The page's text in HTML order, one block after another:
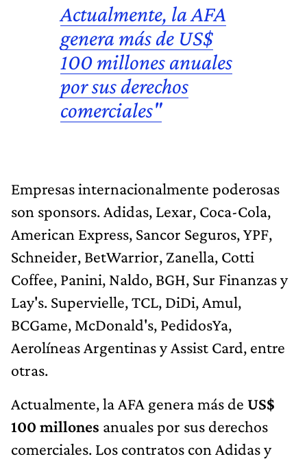
Actualmente, la AFA
genera más de US$
100 millonesanuales
por sus derechos
comerciales"
Empresas internacionalmente poderosas
son sponsors. Adidas, Lexar, Coca-Cola,
American Express, Sancor Seguros, YPF,
Schneider, BetWarrior, Zanella, Cotti
Coffee, Panini, Naldo, BGH, Sur Finanzas y
Lay's. Supervielle, TCL, DiDi, Amul,
BCGame, McDonald's, PedidosYa,
Aerolíneas Argentinas y Assist Card, entre
otras.
Actualmente, la AFA genera más de US$
100 millones anuales por sus derechos
comerciales. Los contratos con Adidas y